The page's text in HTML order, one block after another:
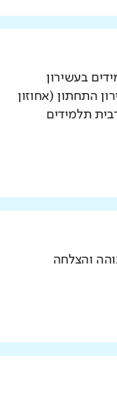
בעשירון
בעשירון התחתון (אחוזון
תלמידים
והצלחה